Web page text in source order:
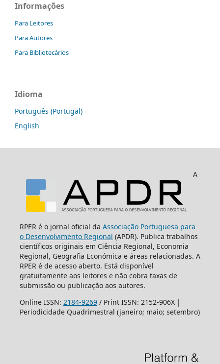
Informações
Para Leitores
Para Autores
Para Bibliotecários
Idioma
Português (Portugal)
English
A
RPER é o jornal oficial da Associação Portuguesa para
o Desenvolvimento Regional (APDR). Publica trabalhos
científicos originais em Ciência Regional, Economia
Regional, Geografia Económica e áreas relacionadas. A
RPER é de acesso aberto. Está disponível
gratuitamente aos leitores e não cobra taxas de
submissão ou publicação aos autores.
Online ISSN: 2184-9269/ Print ISSN: 2152-906X |
Periodicidade Quadrimestral (janeiro; maio; setembro)